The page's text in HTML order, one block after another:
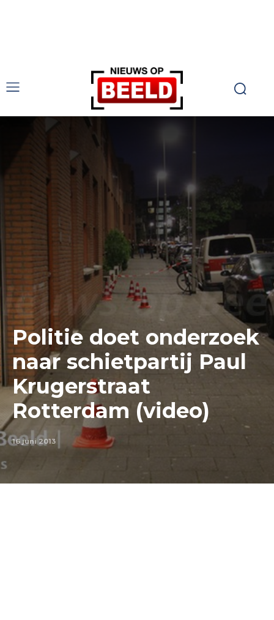
Politie doet onderzoek
naar schietpartij Paul
Krugerstraat
Rotterdam (video)
16 juni 2013